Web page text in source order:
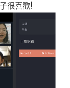
很喜歡!